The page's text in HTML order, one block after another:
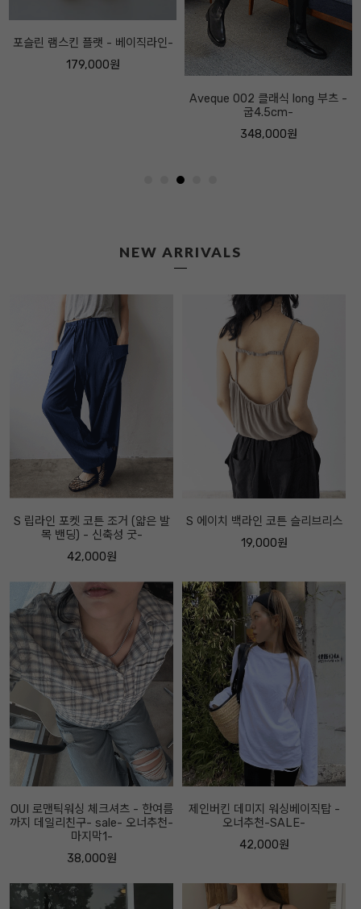
NEW ARRIVALS
S 립라인 포켓 코튼 조거 (얇은 발
목 밴딩) - 신축성 굿-
42,000원
S 에이치 백라인 코튼 슬리브리스
19,000원
OUI 로맨틱워싱 체크셔츠 - 한여름
까지 데일리친구- sale- 오너추천-
마지막1-
38,000원
제인버킨 데미지 워싱베이직탑 -
오너추천-SALE-
42,000원